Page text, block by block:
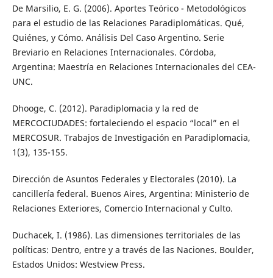
De Marsilio, E. G. (2006). Aportes Teórico - Metodológicos
para el estudio de las Relaciones Paradiplomáticas. Qué,
Quiénes, y Cómo. Análisis Del Caso Argentino. Serie
Breviario en Relaciones Internacionales. Córdoba,
Argentina: Maestría en Relaciones Internacionales del CEA-
UNC.
Dhooge, C. (2012). Paradiplomacia y la red de
MERCOCIUDADES: fortaleciendo el espacio “local” en el
MERCOSUR. Trabajos de Investigación en Paradiplomacia,
1(3), 135-155.
Dirección de Asuntos Federales y Electorales (2010). La
cancillería federal. Buenos Aires, Argentina: Ministerio de
Relaciones Exteriores, Comercio Internacional y Culto.
Duchacek, I. (1986). Las dimensiones territoriales de las
políticas: Dentro, entre y a través de las Naciones. Boulder,
Estados Unidos: Westview Press.